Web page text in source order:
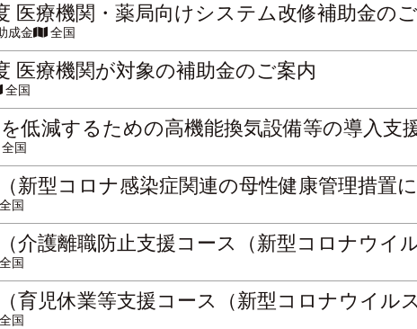
医療機関・薬局向けシステム改修補助金の
成金 全国
医療機関が対象の補助金のご案内
全国
低減するための高機能換気設備等の導入支
全国
新型コロナ感染症関連の母性健康管理措置
全国
介護離職防止支援コース（新型コロナウイ
全国
育児休業等支援コース（新型コロナウイル
全国